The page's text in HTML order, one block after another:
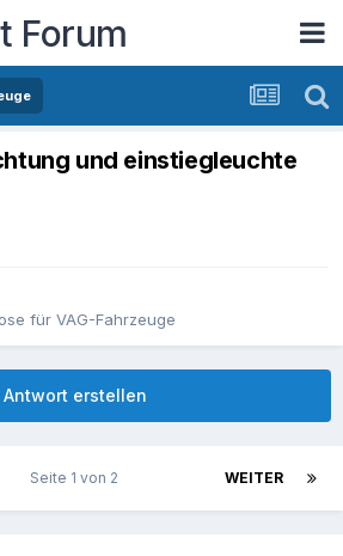
Forum
und einstiegleuchte
für VAG-Fahrzeuge
Antwort erstellen
WEITER
Seite 1 von 2